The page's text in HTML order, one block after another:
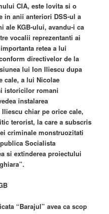
CIA, este lovita si o
in anii anteriori DSS-ul a
ale KGB-ului, avandu-i ca
vocalii reprezentanti ai
retea a lui
directivelor de la
lui Ion Iliescu dupa
cale, a lui Nicolae
istoricilor romani
instalarea
chiar pe orice cale,
terorist, la care a subscris
criminale monstruozitati
Socialista
si extinderea proiectului
“Barajul” avea ca scop